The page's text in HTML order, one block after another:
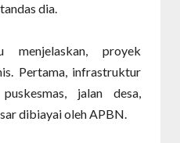
dia.
menjelaskan, proyek
Pertama, infrastruktur
jalan desa,
dibiayai oleh APBN.